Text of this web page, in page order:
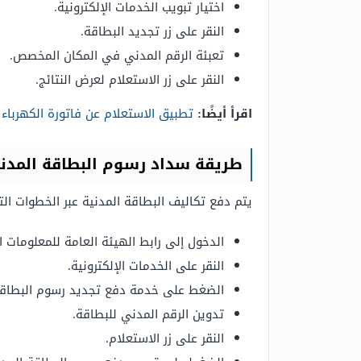
اختيار تبويب الخدمات الإلكترونية.
النقر على زر تجديد البطاقة.
تعبئة الرقم المدني في المكان المخصص.
النقر على زر الاستعلام لعرض النتائج.
اقرأ أيضًا: تطبيق الاستعلام عن فاتورة
طريقة سداد رسوم البطاقة
يتم دفع تكاليف البطاقة المدنية عبر الخطوات
الدخول إلى رابط الهيئة العامة للمعلومات
النقر على الخدمات الإلكترونية.
الضغط على خدمة دفع تجديد رسوم
تدوين الرقم المدني للبطاقة.
النقر على زر الاستعلام.